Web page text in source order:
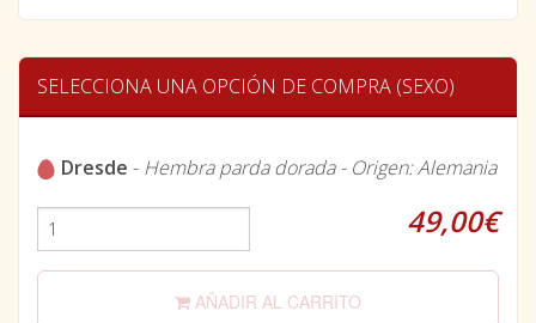
SELECCIONA UNA OPCIÓN DE COMPRA (SEXO)
Dresde - Hembra parda dorada - Origen: Alemania
49,00€
AÑADIR AL CARRITO